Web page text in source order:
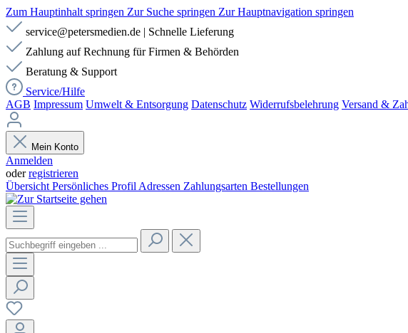
Zum Hauptinhalt springen Zur Suche springen Zur Hauptnavigation springen
service@petersmedien.de | Schnelle Lieferung
Zahlung auf Rechnung für Firmen & Behörden
Beratung & Support
Service/Hilfe
AGB Impressum Umwelt & Entsorgung Datenschutz Widerrufsbelehrung Versand &
Mein Konto
Anmelden
oderregistrieren
Übersicht Persönliches Profil Adressen Zahlungsarten Bestellungen